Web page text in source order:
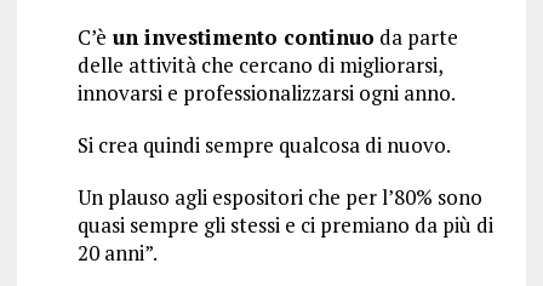
C’è un investimento continuo da parte
delle attività che cercano di migliorarsi,
innovarsi e professionalizzarsi ogni anno.
Si crea quindi sempre qualcosa di nuovo.
Un plauso agli espositori che per l’80% sono
quasi sempre gli stessi e ci premiano da più di
20 anni”.